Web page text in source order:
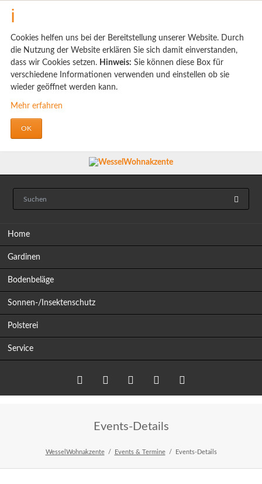
Cookies helfen uns bei der Bereitstellung unserer Website. Durch
die Nutzung der Website erklären Sie sich damit einverstanden,
dass wir Cookies setzen. Hinweis: Sie können diese Box für
verschiedene Informationen verwenden und einstellen ob sie
wieder geöffnet werden kann.
Mehr erfahren
OK
Home
Gardinen
Bodenbeläge
Sonnen-/Insektenschutz
Polsterei
Service
LinkedInGoogle+ Facebook
Events-Details
WesselWohnakzente Events & Termine Events-Details